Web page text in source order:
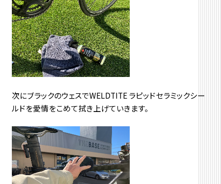
次にブラックのウェスでWELDTITE ラピッドセラミックシー
ルドを愛情をこめて拭き上げていきます。